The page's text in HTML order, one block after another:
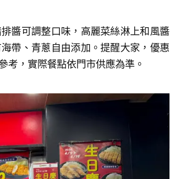
醬可調整口味，高麗菜絲淋上和風醬
帶、青蔥自由添加。提醒大家，優惠
考，實際餐點依門市供應為準。